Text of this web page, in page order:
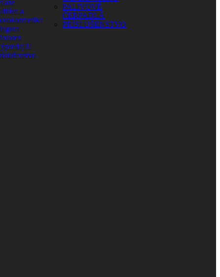
a
PALIVOVÉ
ČERPADLÁ
PRÍSLUŠENSTVO